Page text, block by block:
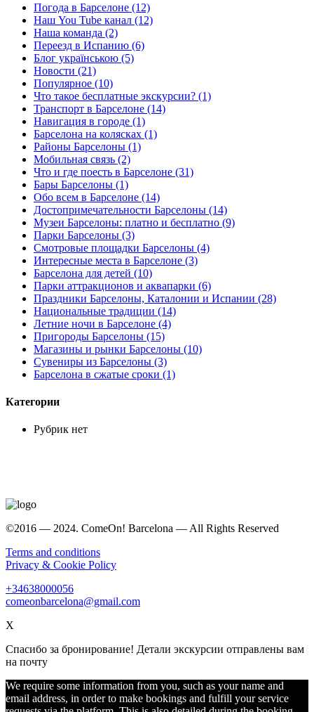
Погода в Барселоне (12)
Наш You Tube канал (12)
Наша команда (2)
Переезд в Испанию (6)
Блог українською (5)
Новости (21)
Популярное (10)
Что такое бесплатные экскурсии? (1)
Транспорт в Барселоне (14)
Навигация в городе (1)
Барселона на колясках (1)
Районы Барселоны (1)
Мобильная связь (2)
Что и где поесть в Барселоне (31)
Бары Барселоны (1)
Обо всем в Барселоне (14)
Достопримечательности Барселоны (14)
Музеи Барселоны: платно и бесплатно (9)
Парки Барселоны (3)
Смотровые площадки Барселоны (4)
Интересные места в Барселоне (3)
Барселона для детей (10)
Парки аттракционов и аквапарки (6)
Праздники Барселоны, Каталонии и Испании (28)
Национальные традиции (14)
Летние ночи в Барселоне (4)
Пригороды Барселоны (15)
Магазины и рынки Барселоны (10)
Сувениры из Барселоны (3)
Барселона в сжатые сроки (1)
Категории
Рубрик нет
©2016 — 2024. ComeOn! Barcelona — All Rights Reserved
Terms and conditions
Privacy & Cookie Policy
+34638000056
comeonbarcelona@gmail.com
X
Спасибо за бронирование! Детали экскурсии отправлены вам
на почту
We require some information from you, such as your name and
email address, in order to make bookings and fulfill your service